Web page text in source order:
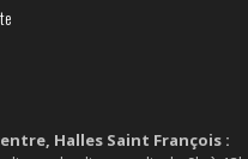
Halles Saint François :